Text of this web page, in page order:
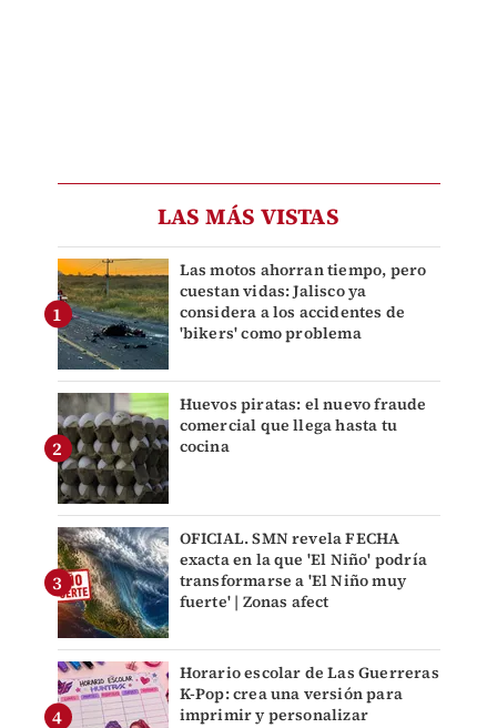
LAS MÁS VISTAS
Las motos ahorran tiempo, pero
cuestan vidas: Jalisco ya
considera a los accidentes de
'bikers' como problema
Huevos piratas: el nuevo fraude
comercial que llega hasta tu
cocina
OFICIAL. SMN revela FECHA
exacta en la que 'El Niño' podría
transformarse a 'El Niño muy
fuerte' | Zonas afect
Horario escolar de Las Guerreras
K-Pop: crea una versión para
imprimir y personalizar